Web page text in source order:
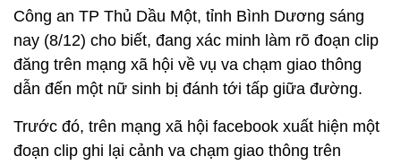
Công an TP Thủ Dầu Một, tỉnh Bình Dương sáng
nay (8/12) cho biết, đang xác minh làm rõ đoạn clip
đăng trên mạng xã hội về vụ va chạm giao thông
dẫn đến một nữ sinh bị đánh tới tấp giữa đường.
Trước đó, trên mạng xã hội facebook xuất hiện một
đoạn clip ghi lại cảnh va chạm giao thông trên